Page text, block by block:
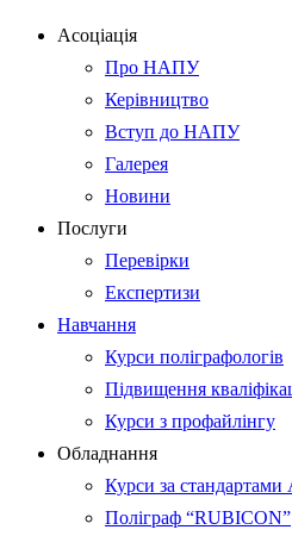
Асоціація
Про НАПУ
Керівництво
Вступ до НАПУ
Галерея
Новини
Послуги
Перевірки
Експертизи
Навчання
Курси поліграфологів
Підвищення
Курси з профайлінгу
Обладнання
Курси за
Поліграф “RUBICON”